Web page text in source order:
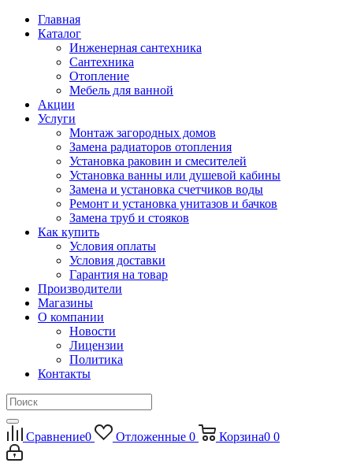
Главная
Каталог
Инженерная сантехника
Сантехника
Отопление
Мебель для ванной
Акции
Услуги
Монтаж загородных домов
Замена радиаторов отопления
Установка раковин и смесителей
Установка ванны или душевой кабины
Замена и установка счетчиков воды
Ремонт и установка унитазов и бачков
Замена труб и стояков
Как купить
Условия оплаты
Условия доставки
Гарантия на товар
Производители
Магазины
О компании
Новости
Лицензии
Политика
Контакты
Сравнение0 Отложенные 0 Корзина0 0